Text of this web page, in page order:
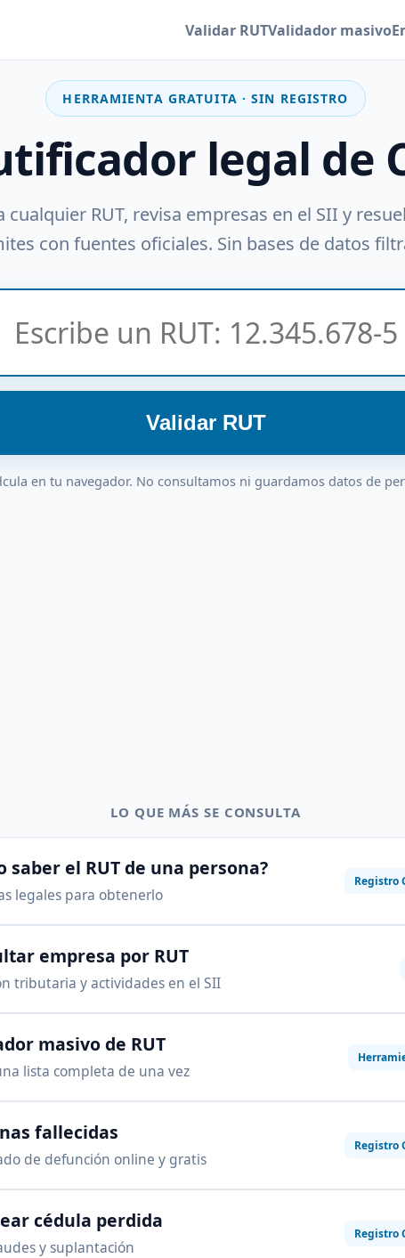
Validar RUTValidador masivo
HERRAMIENTA GRATUITA · SIN REGISTRO
legal de
cualquier RUT, revisa empresas en el SII y
con fuentes oficiales. Sin bases de datos
Validar RUT
en tu navegador. No consultamos ni guardamos datos de
LO QUE MÁS SE CONSULTA
saber el RUT de una persona?
legales para obtenerlo
Registro
empresa por RUT
tributaria y actividades en el SII
masivo de RUT
lista completa de una vez
fallecidas
de defunción online y gratis
Registro
cédula perdida
y suplantación
Registro